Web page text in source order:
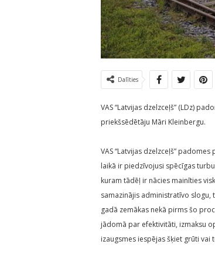
Dalīties
VAS “Latvijas dzelzceļš” (LDz)
priekšsēdētāju Māri Kleinbergu.
VAS “Latvijas dzelzceļš”
laikā ir piedzīvojusi spēcīgas
kuram tādēļ ir nācies mainīties
samazinājis administratīvo
gadā zemākas nekā pirms šo
jādomā par efektivitāti, izmaksu
izaugsmes iespējas šķiet grūti vai